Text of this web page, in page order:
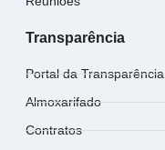
Transparência
Portal da Transparência
Almoxarifado
Contratos